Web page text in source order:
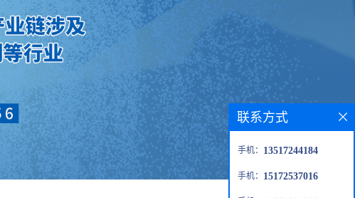
联系方式
手机： 13517244184
手机： 15172537016